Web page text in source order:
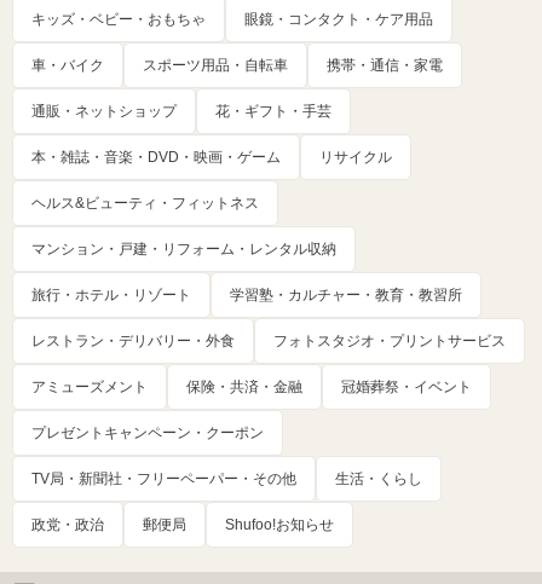
キッズ・ベビー・おもちゃ 眼鏡・コンタクト・ケア用品
車・バイク スポーツ用品・自転車 携帯・通信・家電
通販・ネットショップ 花・ギフト・手芸
本・雑誌・音楽・DVD・映画・ゲーム リサイクル
ヘルス&ビューティ・フィットネス
マンション・戸建・リフォーム・レンタル収納
旅行・ホテル・リゾート 学習塾・カルチャー・教育・教習所
レストラン・デリバリー・外食 フォトスタジオ・プリントサービス
アミューズメント 保険・共済・金融 冠婚葬祭・イベント
プレゼントキャンペーン・クーポン
TV局・新聞社・フリーペーパー・その他 生活・くらし
政党・政治 郵便局 Shufoo!お知らせ